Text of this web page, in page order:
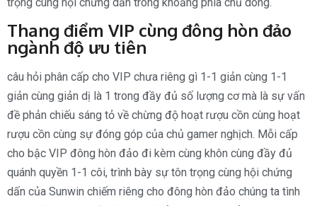
Thang điểm VIP cùng đông hòn đảo
ngành độ ưu tiên
câu hỏi phân cấp cho VIP chưa riêng gì 1-1 giản cùng 1-1
giản cùng giản dị là 1 trong đầy đủ số lượng cơ mà là sự vấn
đề phản chiếu sáng tỏ về chừng độ hoạt rượu cồn cùng hoạt
rượu cồn cùng sự đóng góp của chủ gamer nghịch. Mỗi cấp
cho bậc VIP đông hòn đảo đi kèm cùng khôn cùng đầy đủ
quánh quyền 1-1 côi, trình bày sự tôn trọng cùng hội chứng
dấn của Sunwin chiếm riêng cho đông hòn đảo chúng ta tình